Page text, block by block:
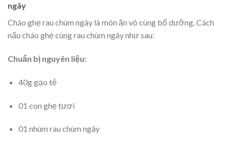
ngây
Cháo ghẹ rau chùm ngây là món ăn vô cùng bổ dưỡng. Cách
nấu cháo ghẹ cùng rau chùm ngây như sau:
Chuẩn bị nguyên liệu:
40g gạo tẻ
01 con ghẹ tươi
01 nhúm rau chùm ngây